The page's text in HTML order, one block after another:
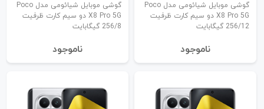
گوشی موبایل شیائومی مدل Poco
X8 Pro 5G دو سیم کارت ظرفیت
256/12 گیگابایت
نا‌موجود
گوشی موبایل شیائومی مدل Poco
X8 Pro 5G دو سیم کارت ظرفیت
256/8 گیگابایت
نا‌موجود